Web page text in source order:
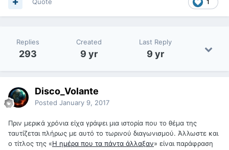
1
Quote
Replies
293
Created
9 yr
Last Reply
9 yr
Disco_Volante
Posted January 9, 2017
Πριν μερικά χρόνια είχα γράψει μια ιστορία που το θέμα της
ταυτίζεται πλήρως με αυτό το τωρινού διαγωνισμού. Άλλωστε και
ο τίτλος της «Η ημέρα που τα πάντα άλλαξαν» είναι παράφραση